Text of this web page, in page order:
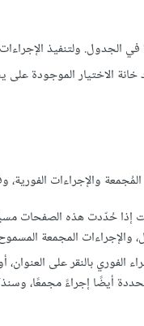
الجدول. ولتنفيذ
الموجودة على
والإجراءات الفورية،
حُدّدت هذه الصفحات
الفوري بالنقر على
أيضًا إجراءً مجمعًا،